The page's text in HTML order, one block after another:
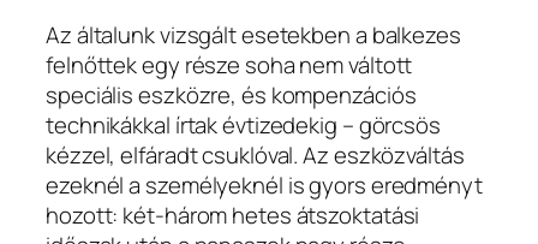
Az általunk vizsgált esetekben a balkezes
felnőttek egy része soha nem váltott
speciális eszközre, és kompenzációs
technikákkal írtak évtizedekig – görcsös
kézzel, elfáradt csuklóval. Az eszközváltás
ezeknél a személyeknél is gyors eredményt
hozott: két-három hetes átszoktatási